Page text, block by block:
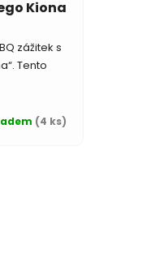
Kiona
(4 ks)
zážitek s
Tento